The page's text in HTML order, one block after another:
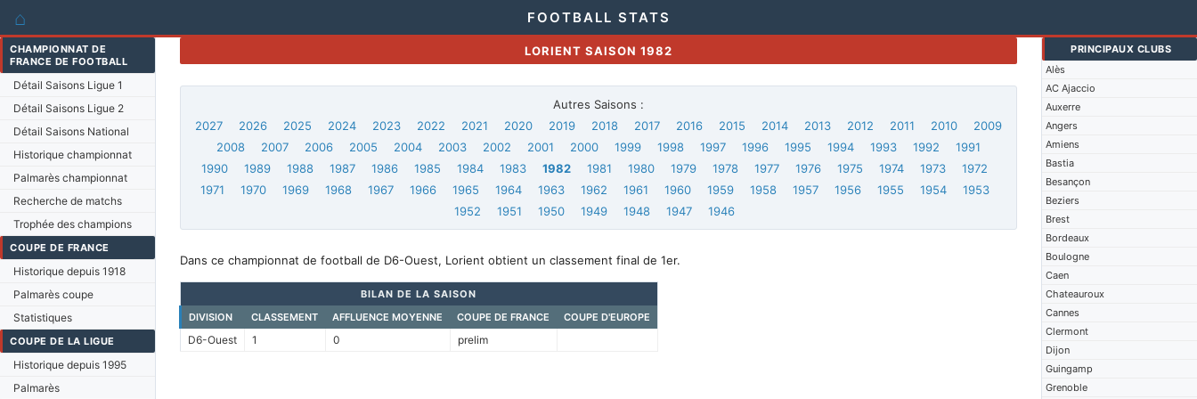
⌂ FOOTBALL STATS
CHAMPIONNAT DE
FRANCE DE FOOTBALL
Détail Saisons Ligue 1
Détail Saisons Ligue 2
Détail Saisons National
Historique championnat
Palmarès championnat
Recherche de matchs
Trophée des champions
COUPE DE FRANCE
Historique depuis 1918
Palmarès coupe
Statistiques
COUPE DE LA LIGUE
Historique depuis 1995
Palmarès
PRINCIPAUX CLUBS
Alès
AC Ajaccio
Auxerre
Angers
Amiens
Bastia
Besançon
Beziers
Brest
Bordeaux
Boulogne
Caen
Chateauroux
Cannes
Clermont
Dijon
Guingamp
Grenoble
LORIENT SAISON 1982
Autres Saisons :
2027
2026 2025 2024 2023 2022 2021 2020 2019 2018 2017 2016 2015 2014 2013 2012 2011 2010
2009
2008
2007 2006 2005 2004 2003 2002 2001 2000 1999 1998 1997 1996 1995 1994 1993 1992
1991
1990
1989 1988 1987 1986 1985 1984 1983 1982 1981 1980 1979 1978 1977 1976 1975 1974 1973
1972
1971
1970 1969 1968 1967 1966 1965 1964 1963 1962 1961 1960 1959 1958 1957 1956 1955 1954
1953
1952
1951 1950 1949 1948 1947 1946
Dans ce championnat de football de D6-Ouest, Lorient obtient un classement final de 1er.
BILAN DE LA SAISON
DIVISION
CLASSEMENT AFFLUENCE MOYENNE COUPE DE FRANCE COUPE D'EUROPE
D6-Ouest 1 0 prelim